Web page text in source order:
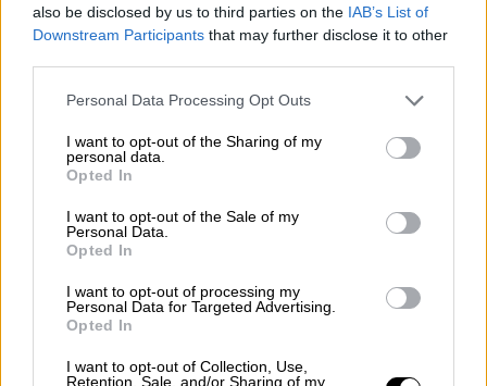
also be disclosed by us to third parties on the IAB’s List of
Downstream Participants that may further disclose it to other
Please note that this website/app uses one or more Google
not limited to your visit or usage behaviour. You may click to
grant or deny consent to Google and its third-party tags to
use your data for below specified purposes in below Google
consent section.
Personal Data Processing Opt Outs
I want to opt-out of the Sharing of my
personal data.
Opted In
I want to opt-out of the Sale of my
Personal Data.
Opted In
I want to opt-out of processing my
Personal Data for Targeted Advertising.
Opted In
I want to opt-out of Collection, Use,
Retention, Sale, and/or Sharing of my
Νέες ταυτότητες: Τελειώνει ο χρόνος
για τις παλιές - Μέχρι πότε πρέπει να
αντικατασταθούν
Τι θα γίνει για όσους δεν κάνουν έγκαιρα την
αλλαγή ταυτότητας